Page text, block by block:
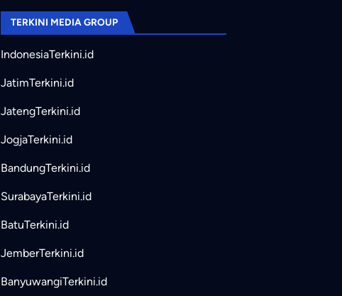
TERKINI MEDIA GROUP
IndonesiaTerkini.id
JatimTerkini.id
JatengTerkini.id
JogjaTerkini.id
BandungTerkini.id
SurabayaTerkini.id
BatuTerkini.id
JemberTerkini.id
BanyuwangiTerkini.id